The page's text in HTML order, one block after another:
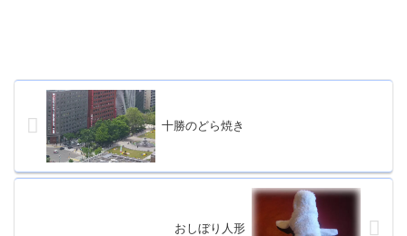
十勝のどら焼き
おしぼり人形